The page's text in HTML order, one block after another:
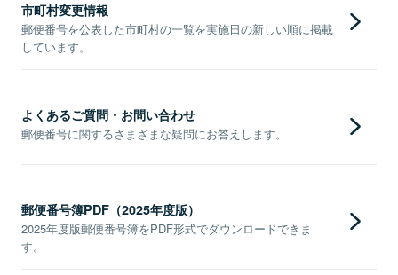
市町村変更情報
郵便番号を公表した市町村の一覧を実施日の新しい順に掲載
しています。
よくあるご質問・お問い合わせ
郵便番号に関するさまざまな疑問にお答えします。
郵便番号簿PDF（2025年度版）
2025年度版郵便番号簿をPDF形式でダウンロードできま
す。